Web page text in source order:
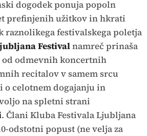
dogodek ponuja popoln
prefinjenih užitkov in hkrati
raznolikega festivalskega poletja
Festivalnamreč prinaša
od odmevnih koncertnih
recitalov v samem srcu
o celotnem dogajanju in
na spletni strani
. Člani Kluba Festivala Ljubljana
odstotni popust (ne velja za